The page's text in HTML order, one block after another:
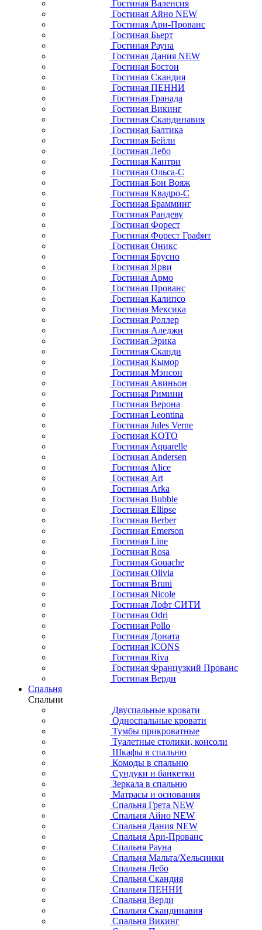
Гостиная Валенсия
Гостиная Айно NEW
Гостиная Ари-Прованс
Гостиная Бьерт
Гостиная Рауна
Гостиная Дания NEW
Гостиная Бостон
Гостиная Скандия
Гостиная ПЕННИ
Гостиная Гранада
Гостиная Викинг
Гостиная Скандинавия
Гостиная Балтика
Гостиная Бейли
Гостиная Лебо
Гостиная Кантри
Гостиная Ольса-С
Гостиная Бон Вояж
Гостиная Квадро-С
Гостиная Брамминг
Гостиная Рандеву
Гостиная Форест
Гостиная Форест Графит
Гостиная Оникс
Гостиная Брусно
Гостиная Ярви
Гостиная Армо
Гостиная Прованс
Гостиная Калипсо
Гостиная Мексика
Гостиная Роллер
Гостиная Аледжи
Гостиная Эрика
Гостиная Сканди
Гостиная Кымор
Гостиная Мэнсон
Гостиная Авиньон
Гостиная Римини
Гостиная Верона
Гостиная Leontina
Гостиная Jules Verne
Гостиная KOTO
Гостиная Aquarelle
Гостиная Andersen
Гостиная Alice
Гостиная Art
Гостиная Arka
Гостиная Bubble
Гостиная Ellipse
Гостиная Berber
Гостиная Emerson
Гостиная Line
Гостиная Rosa
Гостиная Gouache
Гостиная Olivia
Гостиная Bruni
Гостиная Nicole
Гостиная Лофт СИТИ
Гостиная Odri
Гостиная Pollo
Гостиная Доната
Гостиная ICONS
Гостиная Riva
Гостиная Французкий Прованс
Гостиная Верди
Спальня
Спальни
Двуспальные кровати
Односпальные кровати
Тумбы прикроватные
Туалетные столики, консоли
Шкафы в спальню
Комоды в спальню
Сундуки и банкетки
Зеркала в спальню
Матрасы и основания
Спальня Грета NEW
Спальня Айно NEW
Спальня Дания NEW
Спальня Ари-Прованс
Спальня Рауна
Спальня Мальта/Хельсинки
Спальня Лебо
Спальня Скандия
Спальня ПЕННИ
Спальня Верди
Спальня Скандинавия
Спальня Викинг